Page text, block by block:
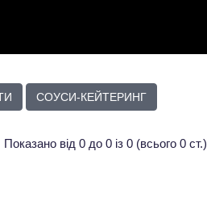
СОУСИ-КЕЙТЕРИНГ
Показано від 0 до 0 із 0 (всього 0 ст.)